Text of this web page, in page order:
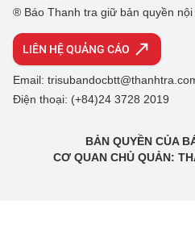
® Báo Thanh tra giữ bản quyền
LIÊN HỆ QUẢNG CÁO
Email:
Điện thoại: (+84)24 3728 2019
BẢN QUYỀN CỦA
CƠ QUAN CHỦ QUẢN: